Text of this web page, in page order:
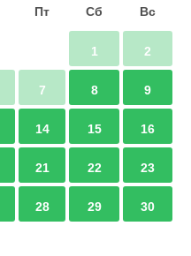
Пт Сб Вс
1 2
7 8 9
14 15 16
21 22 23
28 29 30